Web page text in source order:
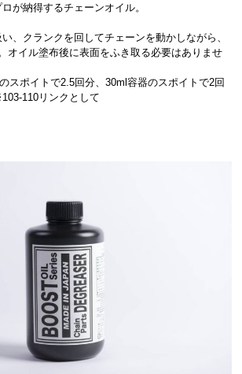
が納得するチェーンオイル。
、クランクを回してチェーンを動かしながら、
オイル塗布後に表面をふき取る必要はありませ
スポイトで2.5回分、30ml容器のスポイトで2回
110リンクとして